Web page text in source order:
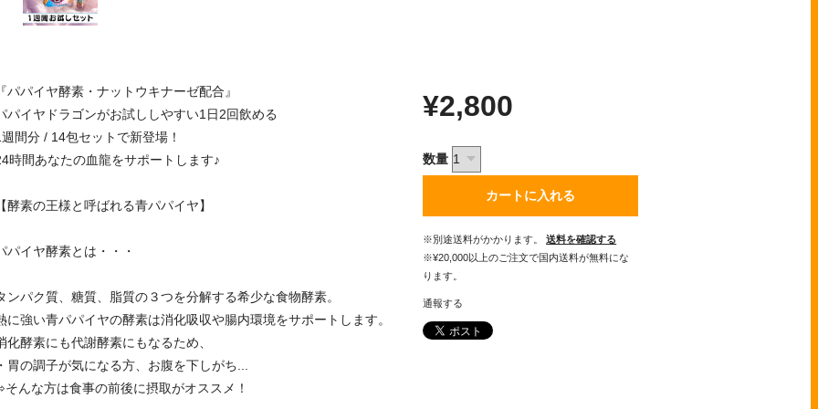
パパイヤ酵素・ナットウキナーゼ配合』
パイヤドラゴンがお試ししやすい1日2回飲める
間分 / 14包セットで新登場！
時間あなたの血龍をサポートします♪
酵素の王様と呼ばれる青パパイヤ】
パイヤ酵素とは・・・
ンパク質、糖質、脂質の３つを分解する希少な食物酵素。
に強い青パパイヤの酵素は消化吸収や腸内環境をサポートします。
化酵素にも代謝酵素にもなるため、
胃の調子が気になる方、お腹を下しがち...
んな方は食事の前後に摂取がオススメ！
¥2,800
数量
カートに入れる
※別途送料がかかります。
送料を確認する
※¥20,000以上のご注文で国内送料が無料にな
ります。
通報する